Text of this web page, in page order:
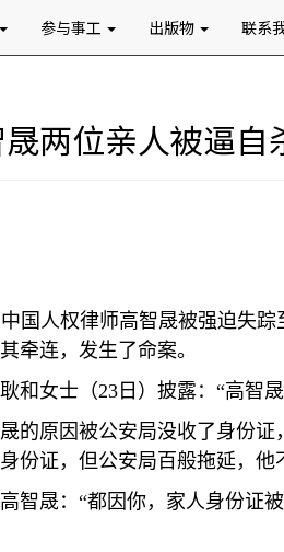
参与事工 出版物 联系
两位亲人被逼自
中国人权律师高智晟被强迫失
牵连，发生了命案。
和女士（23 日）披露： “高智
的原因被公安局没收了身份
份证，但公安局百般拖延，他
智晟： “都因你，家人身份证